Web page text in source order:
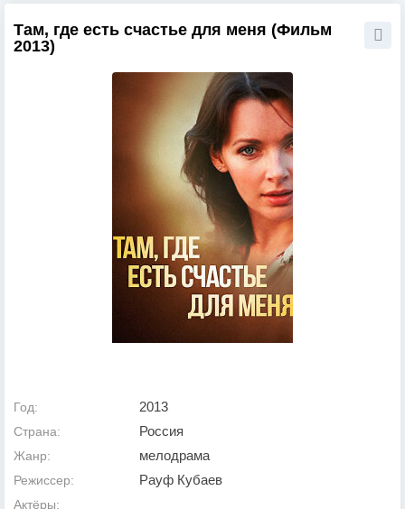
Там, где есть счастье для меня (Фильм
2013)
Год: 2013
Страна: Россия
Жанр: мелодрама
Режиссер: Рауф Кубаев
Актёры: